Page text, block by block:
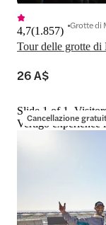
Tour delle grotte di
4,7(1.857) Grotte di
26 A$
Cancellazione
Slide 1 of 1,
Vertigo experience